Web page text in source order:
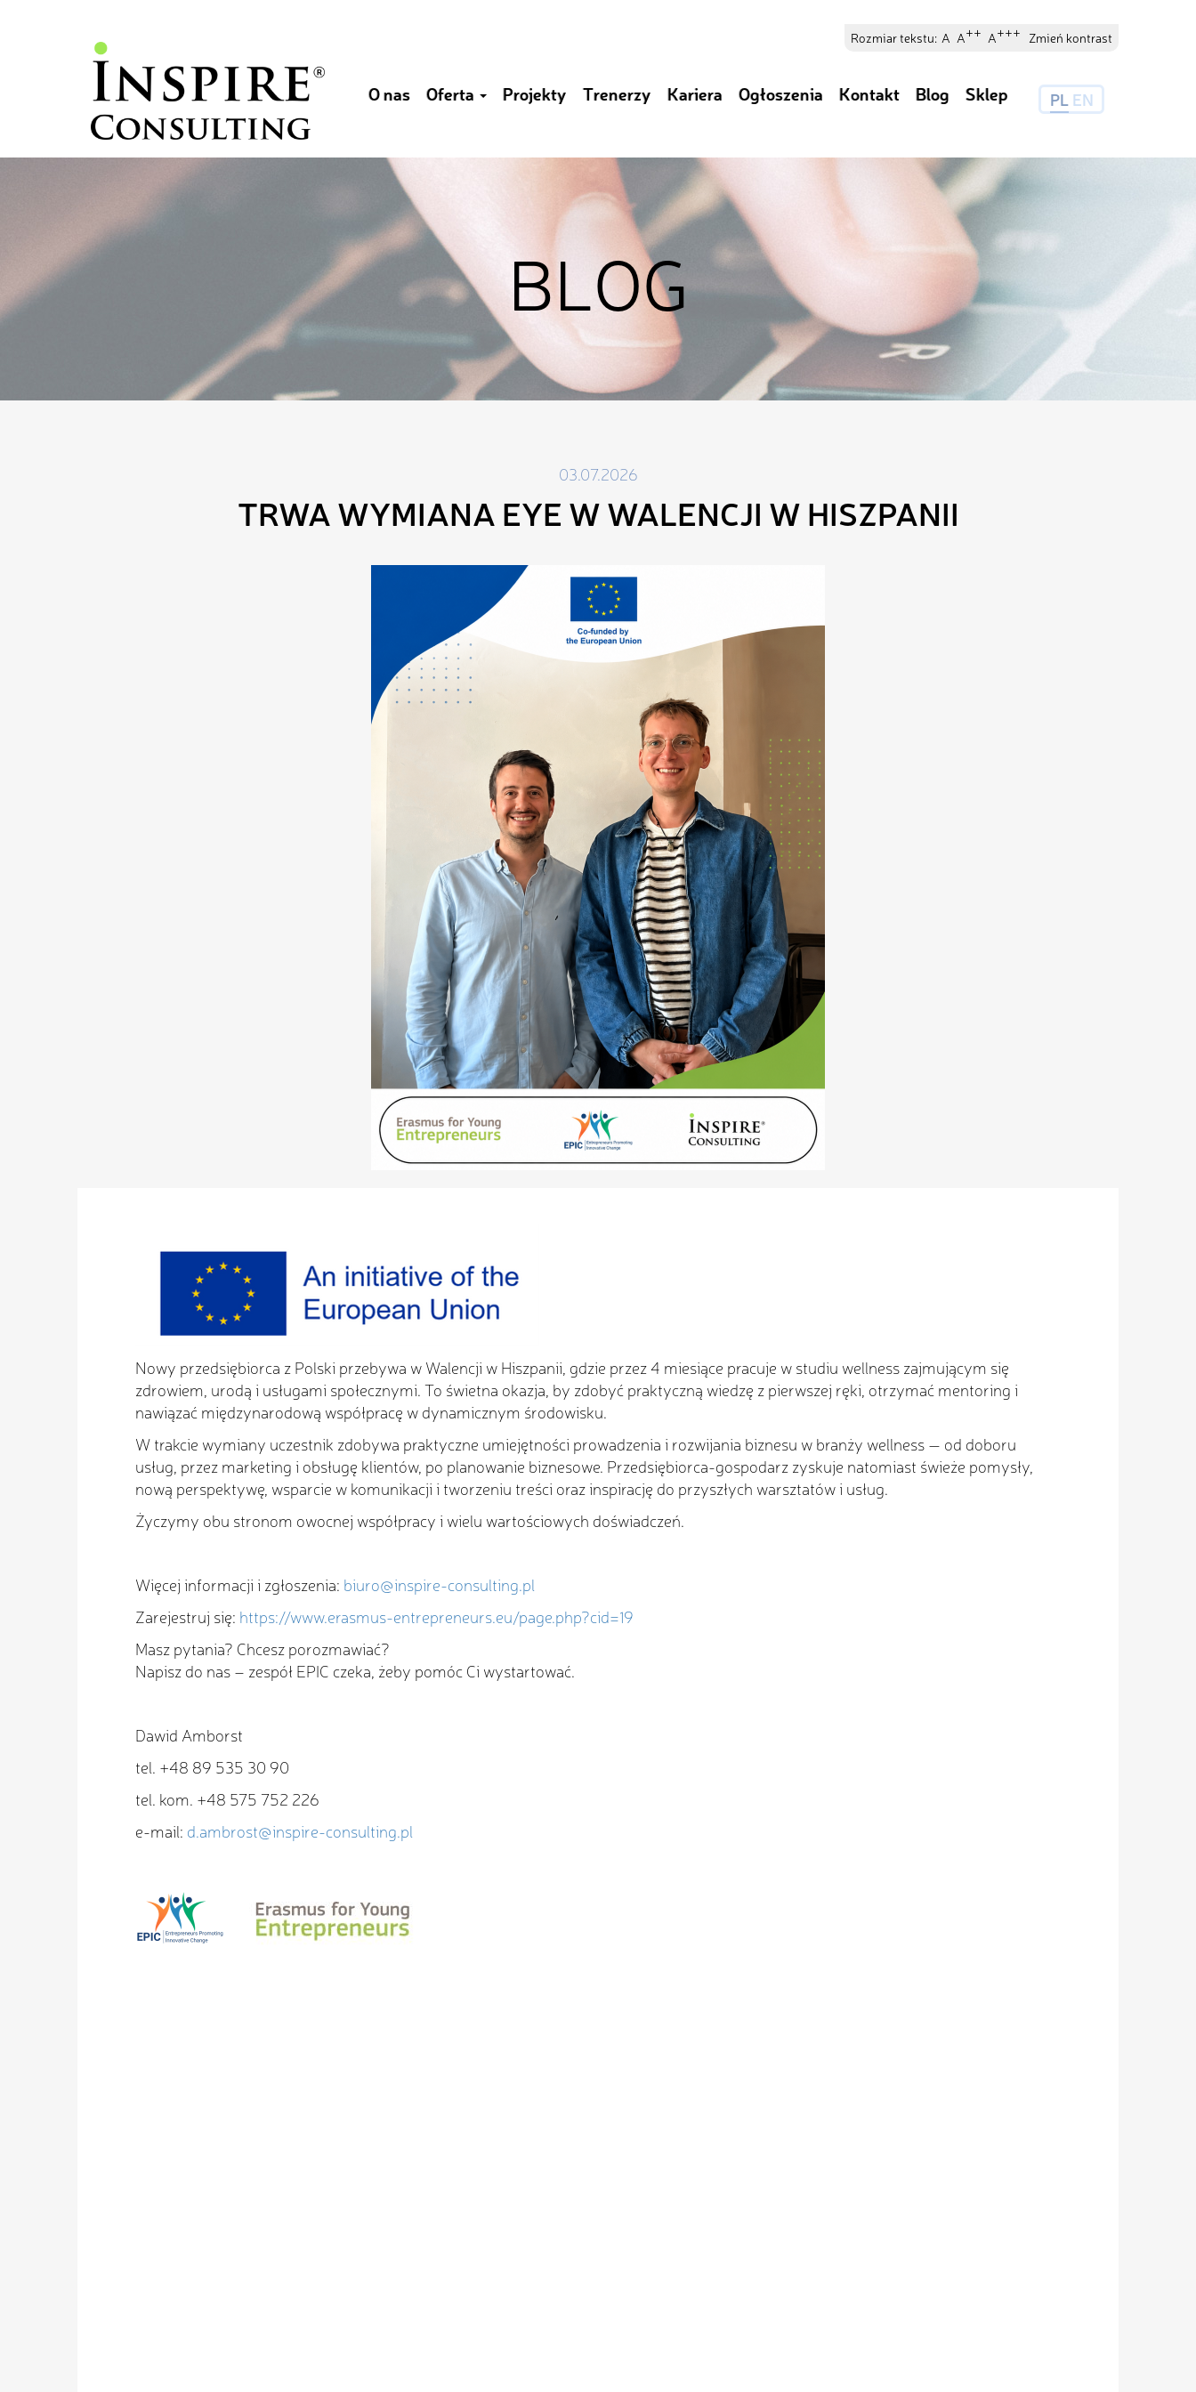
Rozmiar tekstu: A A++ A+++ Zmień kontrast
O nas Oferta Projekty Trenerzy Kariera Ogłoszenia Kontakt Blog Sklep PL EN
BLOG
03.07.2026
TRWA WYMIANA EYE W WALENCJI W HISZPANII
Nowy przedsiębiorca z Polski przebywa w Walencji w Hiszpanii, gdzie przez 4 miesiące pracuje w studiu wellness zajmującym się
zdrowiem, urodą i usługami społecznymi. To świetna okazja, by zdobyć praktyczną wiedzę z pierwszej ręki, otrzymać mentoring i
nawiązać międzynarodową współpracę w dynamicznym środowisku.
W trakcie wymiany uczestnik zdobywa praktyczne umiejętności prowadzenia i rozwijania biznesu w branży wellness — od doboru
usług, przez marketing i obsługę klientów, po planowanie biznesowe. Przedsiębiorca-gospodarz zyskuje natomiast świeże pomysły,
nową perspektywę, wsparcie w komunikacji i tworzeniu treści oraz inspirację do przyszłych warsztatów i usług.
Życzymy obu stronom owocnej współpracy i wielu wartościowych doświadczeń.
Więcej informacji i zgłoszenia: biuro@inspire-consulting.pl
Zarejestruj się: https://www.erasmus-entrepreneurs.eu/page.php?cid=19
Masz pytania? Chcesz porozmawiać?
Napisz do nas – zespół EPIC czeka, żeby pomóc Ci wystartować.
Dawid Amborst
tel. +48 89 535 30 90
tel. kom. +48 575 752 226
e-mail: d.ambrost@inspire-consulting.pl